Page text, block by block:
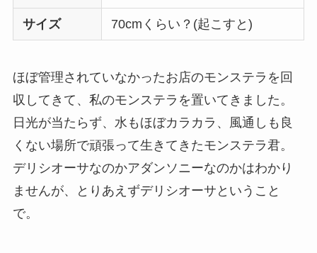
サイズ 70cmくらい？(起こすと)
ほぼ管理されていなかったお店のモンステラを回
収してきて、私のモンステラを置いてきました。
日光が当たらず、水もほぼカラカラ、風通しも良
くない場所で頑張って生きてきたモンステラ君。
デリシオーサなのかアダンソニーなのかはわかり
ませんが、とりあえずデリシオーサということ
で。